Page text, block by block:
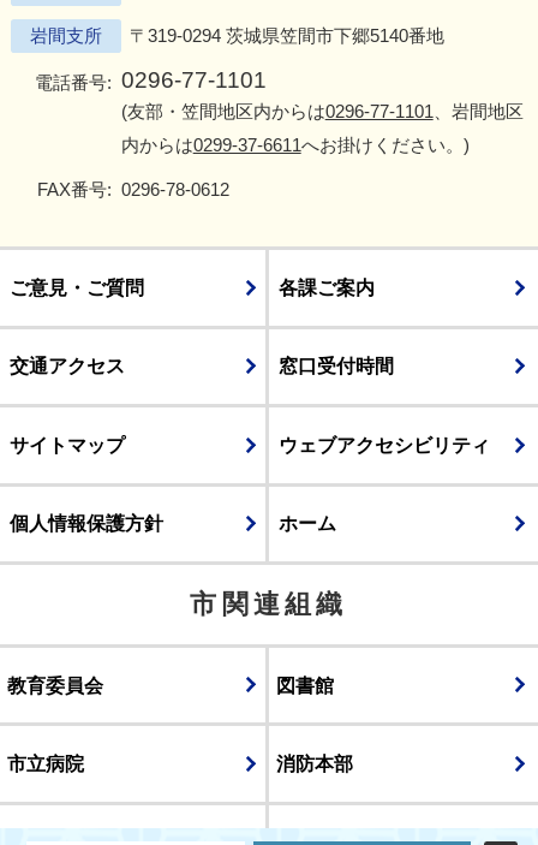
岩間支所 〒319-0294 茨城県笠間市下郷5140番地
電話番号: 0296-77-1101
(友部・笠間地区内からは0296-77-1101 、岩間地区
内からは0299-37-6611へお掛けください。)
FAX番号: 0296-78-0612
ご意見・ご質問 各課ご案内
交通アクセス 窓口受付時間
サイトマップ ウェブアクセシビリティ
個人情報保護方針 ホーム
市関連組織
教育委員会 図書館
市立病院 消防本部